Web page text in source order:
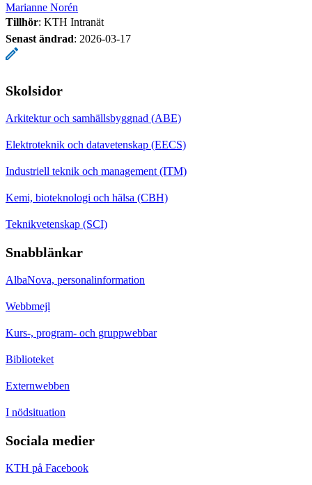
Marianne Norén
Tillhör: KTH Intranät
Senast ändrad: 2026-03-17
Skolsidor
Arkitektur och samhällsbyggnad (ABE)
Elektroteknik och datavetenskap (EECS)
Industriell teknik och management (ITM)
Kemi, bioteknologi och hälsa (CBH)
Teknikvetenskap (SCI)
Snabblänkar
AlbaNova, personalinformation
Webbmejl
Kurs-, program- och gruppwebbar
Biblioteket
Externwebben
I nödsituation
Sociala medier
KTH på Facebook